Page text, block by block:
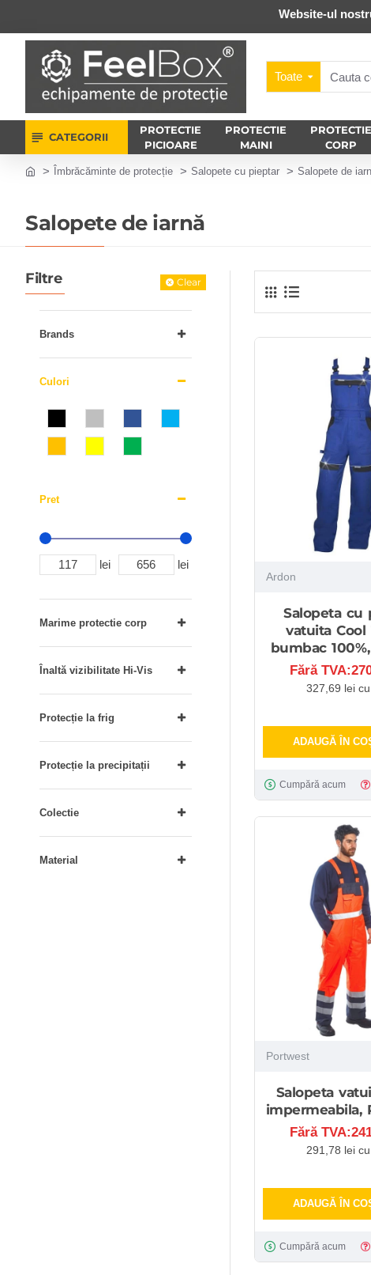
Website-ul
Toate
CATEGORII
PROTECTIE
PICIOARE
PROTECTIE
MAINI
PROTECTIE
CORP
Îmbrăcăminte de protecție Salopete cu pieptar Salopete de
Salopete de iarnă
Filtre Clear
Pret
lei lei
Brands
Colectie
Material
Înaltă vizibilitate Hi-Vis
Protecție la precipitații
Protecție la frig
Marime protectie corp
Culori
Ardon
Salopeta cu
vatuita Cool
bumbac
Fără
327,69 lei
ADAUGĂ ÎN
Cumpără acum
Portwest
Salopeta
impermeabila,
Fără
291,78 lei
ADAUGĂ ÎN
Cumpără acum